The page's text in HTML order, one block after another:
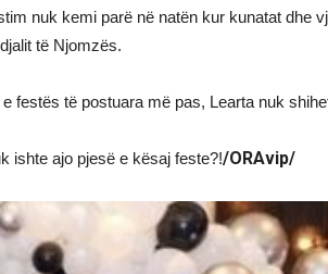
nuk kemi parë në natën kur kunatat dhe
të Njomzës.
festës të postuara më pas, Learta nuk
ishte ajo pjesë e kësaj feste?!/ORAvip/